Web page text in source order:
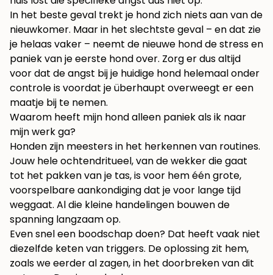
In het beste geval trekt je hond zich niets aan van de
nieuwkomer. Maar in het slechtste geval – en dat zie
je helaas vaker – neemt de nieuwe hond de stress en
paniek van je eerste hond over. Zorg er dus altijd
voor dat de angst bij je huidige hond helemaal onder
controle is voordat je überhaupt overweegt er een
maatje bij te nemen.
Waarom heeft mijn hond alleen paniek als ik naar
mijn werk ga?
Honden zijn meesters in het herkennen van routines.
Jouw hele ochtendritueel, van de wekker die gaat
tot het pakken van je tas, is voor hem één grote,
voorspelbare aankondiging dat je voor lange tijd
weggaat. Al die kleine handelingen bouwen de
spanning langzaam op.
Even snel een boodschap doen? Dat heeft vaak niet
diezelfde keten van triggers. De oplossing zit hem,
zoals we eerder al zagen, in het doorbreken van dit